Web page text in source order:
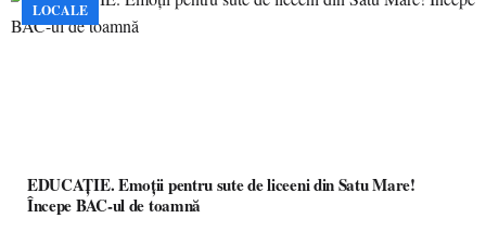
LOCALE
EDUCAȚIE. Emoții pentru sute de liceeni din Satu Mare!
Începe BAC-ul de toamnă